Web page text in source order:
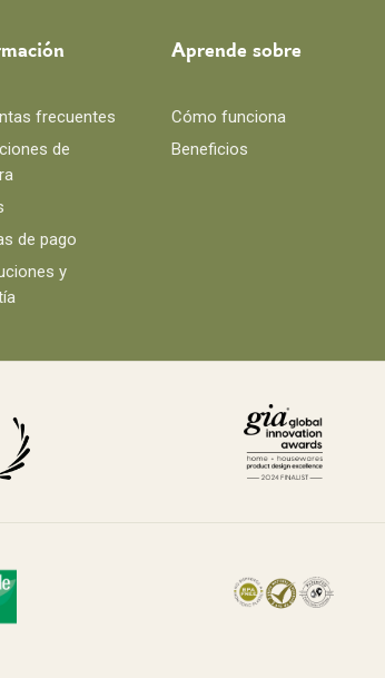
frecuentes
de
de pago
y
Aprende sobre
Cómo funciona
Beneficios